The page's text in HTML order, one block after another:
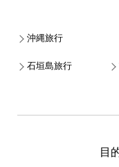
沖縄旅行
石垣島旅行
目